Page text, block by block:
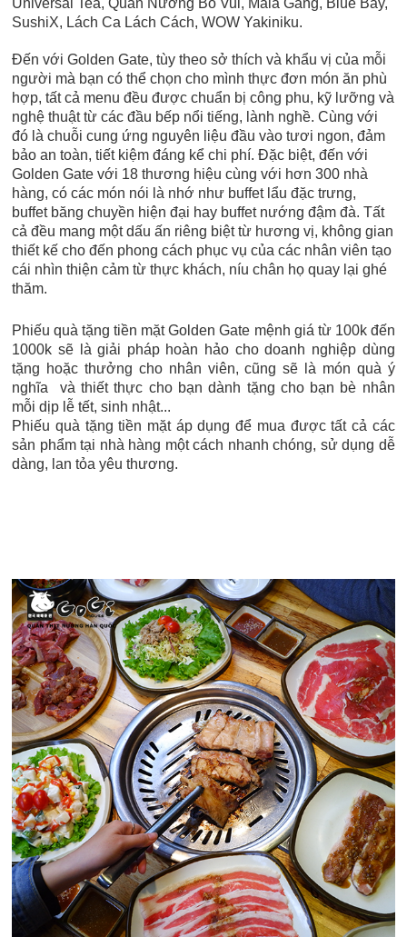
Universal Tea,Quán Nướng Bò Vui, Mala Gang, Blue Bay,
SushiX, Lách Ca Lách Cách, WOW Yakiniku.
Đến với Golden Gate, tùy theo sở thích và khẩu vị của mỗi
người mà bạn có thể chọn cho mình thực đơn món ăn phù
hợp, tất cả menu đều được chuẩn bị công phu, kỹ lưỡng và
nghệ thuật từ các đầu bếp nổi tiếng, lành nghề. Cùng với
đó là chuỗi cung ứng nguyên liệu đầu vào tươi ngon, đảm
bảo an toàn, tiết kiệm đáng kể chi phí. Đặc biệt, đến với
Golden Gate với 18 thương hiệu cùng với hơn 300 nhà
hàng, có các món nói là nhớ như buffet lẩu đặc trưng,
buffet băng chuyền hiện đại hay buffet nướng đậm đà. Tất
cả đều mang một dấu ấn riêng biệt từ hương vị, không gian
thiết kế cho đến phong cách phục vụ của các nhân viên tạo
cái nhìn thiện cảm từ thực khách, níu chân họ quay lại ghé
thăm.
Phiếu quà tặng tiền mặt Golden Gate mệnh giá từ 100k đến
1000k sẽ là giải pháp hoàn hảo cho doanh nghiệp dùng
tặng hoặc thưởng cho nhân viên, cũng sẽ là món quà ý
nghĩa và thiết thực cho bạn dành tặng cho bạn bè nhân
mỗi dịp lễ tết, sinh nhật...
Phiếu quà tặng tiền mặt áp dụng để mua được tất cả các
sản phẩm tại nhà hàng một cách nhanh chóng, sử dụng dễ
dàng, lan tỏa yêu thương.